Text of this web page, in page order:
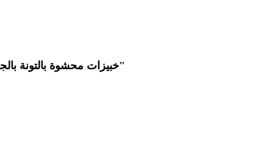
"خبيزات محشوة بالتونة بالجبن والموتزريلا"